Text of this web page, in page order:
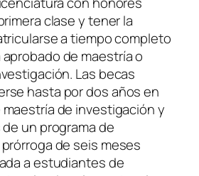
clase y tener la
a tiempo completo
de maestría o
Las becas
hasta por dos años en
de investigación y
un programa de
de seis meses
a estudiantes de